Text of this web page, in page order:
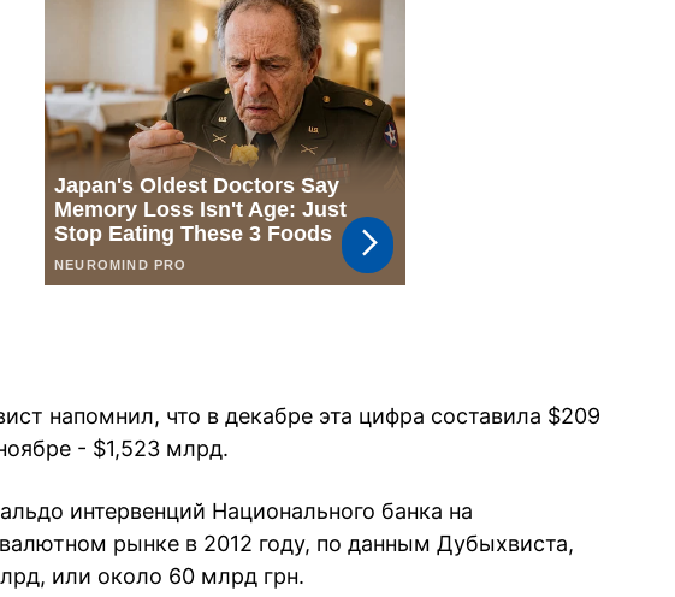
напомнил, что в декабре эта цифра составила $209
- $1,523 млрд.
интервенций Национального банка на
рынке в 2012 году, по данным Дубыхвиста,
или около 60 млрд грн.